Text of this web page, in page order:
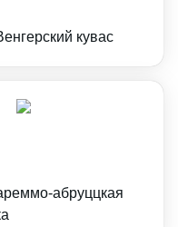
кувас
абруццкая